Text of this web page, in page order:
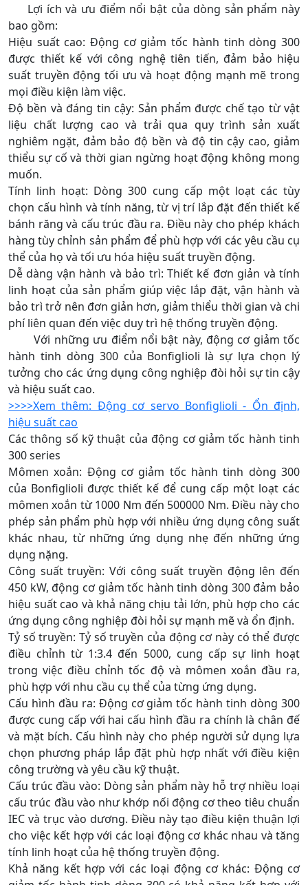
Lợi ích và ưu điểm nổi bật của dòng sản phẩm này
bao gồm:
Hiệu suất cao: Động cơ giảm tốc hành tinh dòng 300
được thiết kế với công nghệ tiên tiến, đảm bảo hiệu
suất truyền động tối ưu và hoạt động mạnh mẽ trong
mọi điều kiện làm việc.
Độ bền và đáng tin cậy: Sản phẩm được chế tạo từ vật
liệu chất lượng cao và trải qua quy trình sản xuất
nghiêm ngặt, đảm bảo độ bền và độ tin cậy cao, giảm
thiểu sự cố và thời gian ngừng hoạt động không mong
muốn.
Tính linh hoạt: Dòng 300 cung cấp một loạt các tùy
chọn cấu hình và tính năng, từ vị trí lắp đặt đến thiết kế
bánh răng và cấu trúc đầu ra. Điều này cho phép khách
hàng tùy chỉnh sản phẩm để phù hợp với các yêu cầu cụ
thể của họ và tối ưu hóa hiệu suất truyền động.
Dễ dàng vận hành và bảo trì: Thiết kế đơn giản và tính
linh hoạt của sản phẩm giúp việc lắp đặt, vận hành và
bảo trì trở nên đơn giản hơn, giảm thiểu thời gian và chi
phí liên quan đến việc duy trì hệ thống truyền động.
Với những ưu điểm nổi bật này, động cơ giảm tốc
hành tinh dòng 300 của Bonfiglioli là sự lựa chọn lý
tưởng cho các ứng dụng công nghiệp đòi hỏi sự tin cậy
và hiệu suất cao.
>>>>Xem thêm: Động cơ servo Bonfiglioli - Ổn định,
hiệu suất cao
Các thông số kỹ thuật của động cơ giảm tốc hành tinh
300 series
Mômen xoắn: Động cơ giảm tốc hành tinh dòng 300
của Bonfiglioli được thiết kế để cung cấp một loạt các
mômen xoắn từ 1000 Nm đến 500000 Nm. Điều này cho
phép sản phẩm phù hợp với nhiều ứng dụng công suất
khác nhau, từ những ứng dụng nhẹ đến những ứng
dụng nặng.
Công suất truyền: Với công suất truyền động lên đến
450 kW, động cơ giảm tốc hành tinh dòng 300 đảm bảo
hiệu suất cao và khả năng chịu tải lớn, phù hợp cho các
ứng dụng công nghiệp đòi hỏi sự mạnh mẽ và ổn định.
Tỷ số truyền: Tỷ số truyền của động cơ này có thể được
điều chỉnh từ 1:3.4 đến 5000, cung cấp sự linh hoạt
trong việc điều chỉnh tốc độ và mômen xoắn đầu ra,
phù hợp với nhu cầu cụ thể của từng ứng dụng.
Cấu hình đầu ra: Động cơ giảm tốc hành tinh dòng 300
được cung cấp với hai cấu hình đầu ra chính là chân đế
và mặt bích. Cấu hình này cho phép người sử dụng lựa
chọn phương pháp lắp đặt phù hợp nhất với điều kiện
công trường và yêu cầu kỹ thuật.
Cấu trúc đầu vào: Dòng sản phẩm này hỗ trợ nhiều loại
cấu trúc đầu vào như khớp nối động cơ theo tiêu chuẩn
IEC và trục vào dương. Điều này tạo điều kiện thuận lợi
cho việc kết hợp với các loại động cơ khác nhau và tăng
tính linh hoạt của hệ thống truyền động.
Khả năng kết hợp với các loại động cơ khác: Động cơ